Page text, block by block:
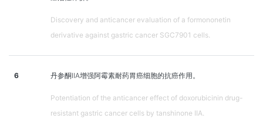
Discovery and anticancer evaluation of a formononetin
derivative against gastric cancer SGC7901 cells.
6 丹参酮IIA增强阿霉素耐药胃癌细胞的抗癌作用。
Potentiation of the anticancer effect of doxorubicinin drug-
resistant gastric cancer cells by tanshinone IIA.